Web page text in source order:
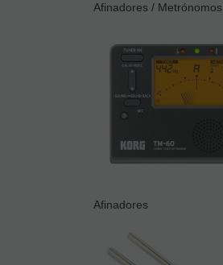
Afinadores / Metrónomos
Afinadores